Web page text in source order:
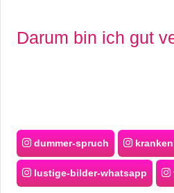
Darum bin ich gut
dummer-spruch
lustige-bilder-whatsapp